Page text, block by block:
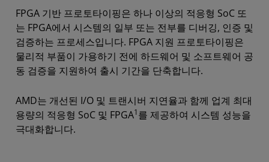
파트너
시작하기
리소스
FPGA 기반 프로토타이핑은 하나 이상의 적응형 SoC 또
는 FPGA에서 시스템의 일부 또는 전부를 디버깅, 인증 및
검증하는 프로세스입니다. FPGA 지원 프로토타이핑은
물리적 부품이 가용하기 전에 하드웨어 및 소프트웨어 공
동 검증을 지원하여 출시 기간을 단축합니다.
AMD는 개선된 I/O 및 트랜시버 지연율과 함께 업계 최대
용량의 적응형 SoC 및 FPGA1를 제공하여 시스템 성능을
극대화합니다.